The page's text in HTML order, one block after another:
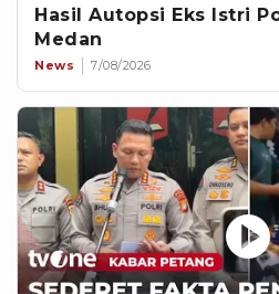
Hasil Autopsi Eks Istri
Medan
News 7/08/2026